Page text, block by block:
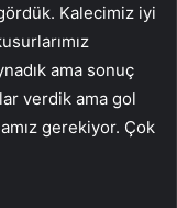
Kalecimiz iyi
ama sonuç
verdik ama gol
gerekiyor. Çok